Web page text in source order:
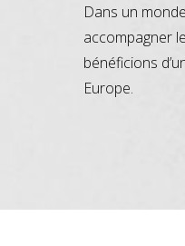
Dans un
accompagner
bénéficions
Europe.